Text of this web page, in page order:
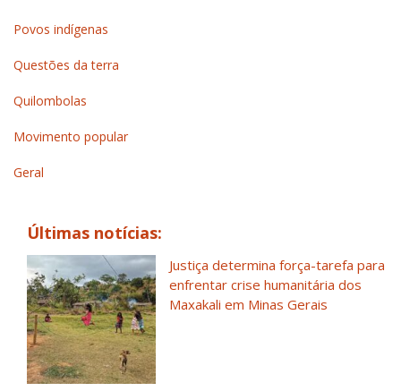
Povos indígenas
Questões da terra
Quilombolas
Movimento popular
Geral
Últimas notícias:
Justiça determina força-tarefa para
enfrentar crise humanitária dos
Maxakali em Minas Gerais